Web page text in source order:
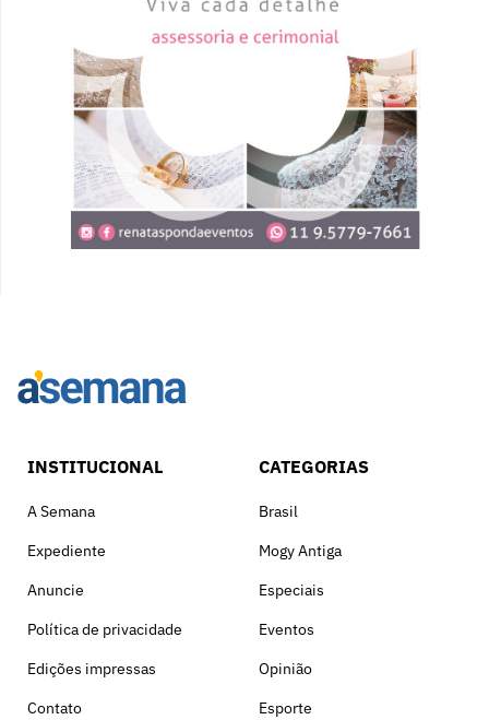
INSTITUCIONAL
A Semana
Expediente
Anuncie
Política de privacidade
Edições impressas
Contato
CATEGORIAS
Brasil
Mogy Antiga
Especiais
Eventos
Opinião
Esporte